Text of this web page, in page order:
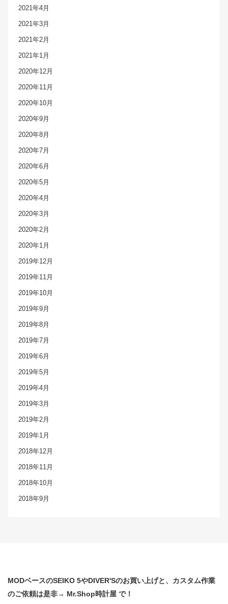
2021年4月
2021年3月
2021年2月
2021年1月
2020年12月
2020年11月
2020年10月
2020年9月
2020年8月
2020年7月
2020年6月
2020年5月
2020年4月
2020年3月
2020年2月
2020年1月
2019年12月
2019年11月
2019年10月
2019年9月
2019年8月
2019年7月
2019年6月
2019年5月
2019年4月
2019年3月
2019年2月
2019年1月
2018年12月
2018年11月
2018年10月
2018年9月
MODベースのSEIKO 5やDIVER'Sのお買い上げと、カスタム作業
のご依頼は是非→ Mr.Shop時計屋 で！